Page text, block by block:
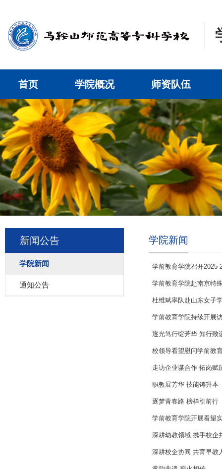
首页 学院概况 师资队伍
新闻公告
学院新闻
通知公告
学院新闻
学前教育学院召开
学前教育学院赴南京特
杜维斌率队赴山东女子
学前教育学院持续开展
逐光笃行绽芳华 知行
校领导看望慰问学前教
走访企业谋合作 拓岗
职教展芳华 技能铸升
逐梦青春路 榜样引前行
学前教育学院开展看望
深耕幼教领域 携手校
深耕校企协同 共育早